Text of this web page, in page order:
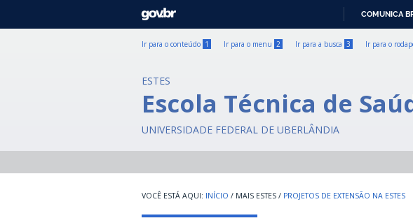
GOVBR
COMUNICA
Ir para o conteúdo 1 Ir para o menu 2 Ir para a busca 3 Ir para o
ESTES
Escola Técnica de
UNIVERSIDADE FEDERAL DE UBERLÂNDIA
INÍCIO / MAIS ESTES / PROJETOS DE EXTENSÃO NA ESTES